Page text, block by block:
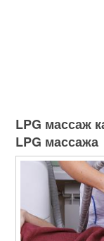
LPG массаж
LPG массажа